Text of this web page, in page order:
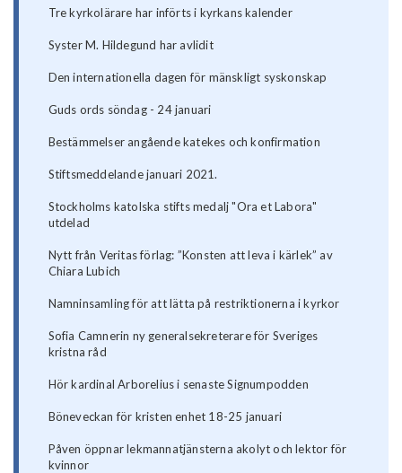
Tre kyrkolärare har införts i kyrkans kalender
Syster M. Hildegund har avlidit
Den internationella dagen för mänskligt syskonskap
Guds ords söndag - 24 januari
Bestämmelser angående katekes och konfirmation
Stiftsmeddelande januari 2021.
Stockholms katolska stifts medalj "Ora et Labora"
utdelad
Nytt från Veritas förlag: ”Konsten att leva i kärlek” av
Chiara Lubich
Namninsamling för att lätta på restriktionerna i kyrkor
Sofia Camnerin ny generalsekreterare för Sveriges
kristna råd
Hör kardinal Arborelius i senaste Signumpodden
Böneveckan för kristen enhet 18-25 januari
Påven öppnar lekmannatjänsterna akolyt och lektor för
kvinnor